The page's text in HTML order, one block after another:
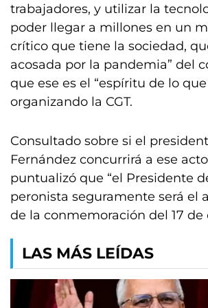
trabajadores, y utilizar la
poder llegar a millones en un
crítico que tiene la sociedad,
acosada por la pandemia” del
que ese es el “espíritu de lo
organizando la CGT.
Consultado sobre si el
Fernández concurrirá a ese
puntualizó que “el Presidente
peronista seguramente será el
de la conmemoración del 17 de
LAS MÁS LEÍDAS